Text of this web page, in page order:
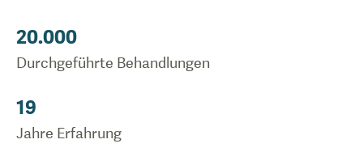
20.000
Durchgeführte Behandlungen
19
Jahre Erfahrung